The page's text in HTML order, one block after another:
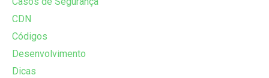
CDN
Códigos
Desenvolvimento
Dicas